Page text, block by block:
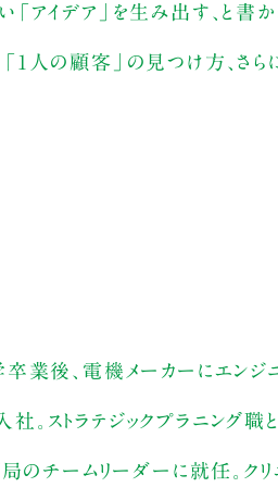
アイデア」を生み出す、と書か
1人の顧客」の見つけ方、さら
後、電機メーカーにエンジニ
ストラテジックプラニング職
チームリーダーに就任。クリ